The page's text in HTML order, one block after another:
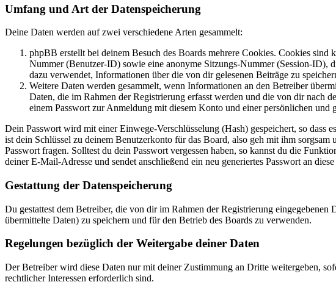
Umfang und Art der Datenspeicherung
Deine Daten werden auf zwei verschiedene Arten gesammelt:
phpBB erstellt bei deinem Besuch des Boards mehrere Cookies. Cookies
Nummer (Benutzer-ID) sowie eine anonyme Sitzungs-Nummer (Session-
dazu verwendet, Informationen über die von dir gelesenen Beiträge zu
Weitere Daten werden gesammelt, wenn Informationen an den Betreiber
Daten, die im Rahmen der Registrierung erfasst werden und die von dir nach
einem Passwort zur Anmeldung mit diesem Konto und einer persönlichen und
Dein Passwort wird mit einer Einwege-Verschlüsselung (Hash) gespeichert, so dass
ist dein Schlüssel zu deinem Benutzerkonto für das Board, also geh mit ihm
Passwort fragen. Solltest du dein Passwort vergessen haben, so kannst du die
deiner E-Mail-Adresse und sendet anschließend ein neu generiertes Passwort an
Gestattung der Datenspeicherung
Du gestattest dem Betreiber, die von dir im Rahmen der Registrierung
übermittelte Daten) zu speichern und für den Betrieb des Boards zu verwenden.
Regelungen bezüglich der Weitergabe deiner Daten
Der Betreiber wird diese Daten nur mit deiner Zustimmung an Dritte weitergeben,
rechtlicher Interessen erforderlich sind.